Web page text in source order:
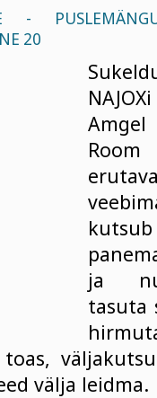
-
20
ja
tasuta
välja leidma.